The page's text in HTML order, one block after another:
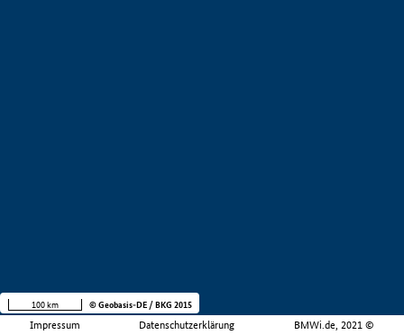
Impressum Datenschutzerklärung BMWi.de, 2021 ©
100 km © Geobasis-DE / BKG 2015